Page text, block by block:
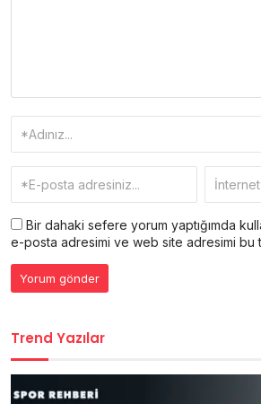
Bir dahaki sefere yorum yaptığımda
e-posta adresimi ve web site adresimi bu
Trend Yazılar